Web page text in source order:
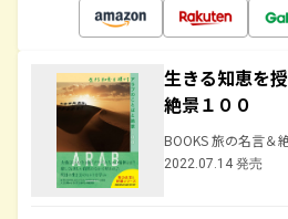
生きる知恵を
絶景１００
BOOKS 旅の名言＆
2022.07.14 発売